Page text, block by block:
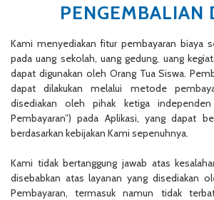
PENGEMBALIAN
Kami menyediakan fitur pembayaran biaya
pada uang sekolah, uang gedung, uang
dapat digunakan oleh Orang Tua Siswa.
dapat dilakukan melalui metode
disediakan oleh pihak ketiga
Pembayaran”) pada Aplikasi, yang dapat
berdasarkan kebijakan Kami sepenuhnya.
Kami tidak bertanggung jawab atas
disebabkan atas layanan yang disediakan
Pembayaran, termasuk namun tidak